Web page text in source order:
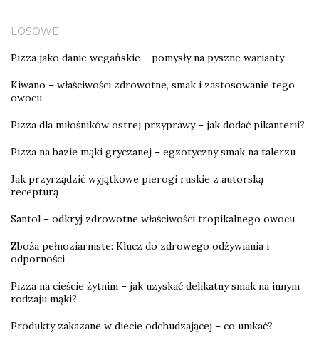
LOSOWE
Pizza jako danie wegańskie – pomysły na pyszne warianty
Kiwano – właściwości zdrowotne, smak i zastosowanie tego
owocu
Pizza dla miłośników ostrej przyprawy – jak dodać pikanterii?
Pizza na bazie mąki gryczanej – egzotyczny smak na talerzu
Jak przyrządzić wyjątkowe pierogi ruskie z autorską
recepturą
Santol – odkryj zdrowotne właściwości tropikalnego owocu
Zboża pełnoziarniste: Klucz do zdrowego odżywiania i
odporności
Pizza na cieście żytnim – jak uzyskać delikatny smak na innym
rodzaju mąki?
Produkty zakazane w diecie odchudzającej – co unikać?